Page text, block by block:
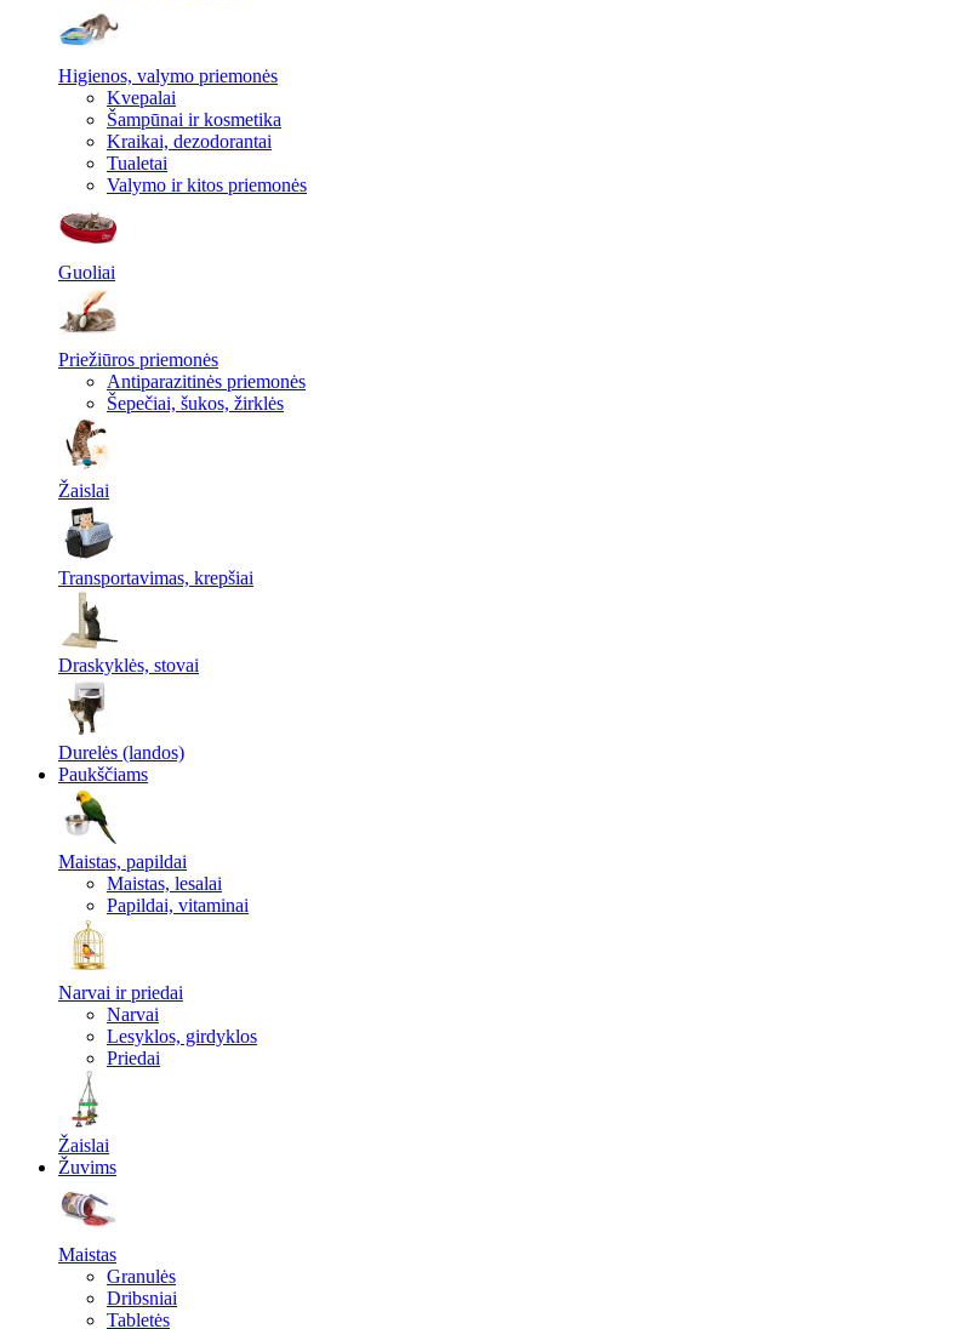
Higienos, valymo priemonės
Kvepalai
Šampūnai ir kosmetika
Kraikai, dezodorantai
Tualetai
Valymo ir kitos priemonės
Guoliai
Priežiūros priemonės
Antiparazitinės priemonės
Šepečiai, šukos, žirklės
Žaislai
Transportavimas, krepšiai
Draskyklės, stovai
Durelės (landos)
Paukščiams
Maistas, papildai
Maistas, lesalai
Papildai, vitaminai
Narvai ir priedai
Narvai
Lesyklos, girdyklos
Priedai
Žaislai
Žuvims
Maistas
Granulės
Dribsniai
Tabletės